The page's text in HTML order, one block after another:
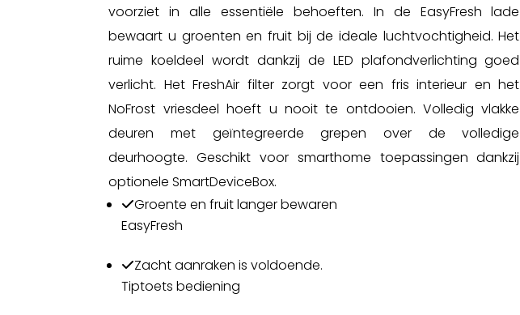
voorziet in alle essentiële behoeften. In de EasyFresh lade
bewaart u groenten en fruit bij de ideale luchtvochtigheid. Het
ruime koeldeel wordt dankzij de LED plafondverlichting goed
verlicht. Het FreshAir filter zorgt voor een fris interieur en het
NoFrost vriesdeel hoeft u nooit te ontdooien. Volledig vlakke
deuren met geïntegreerde grepen over de volledige
deurhoogte. Geschikt voor smarthome toepassingen dankzij
optionele SmartDeviceBox.
Groente en fruit langer bewaren
EasyFresh
Zacht aanraken is voldoende.
Tiptoets bediening